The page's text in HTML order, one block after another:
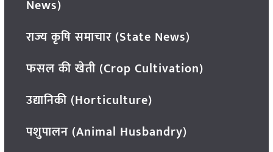
News)
राज्य कृषि समाचार (State News)
फसल की खेती (Crop Cultivation)
उद्यानिकी (Horticulture)
पशुपालन (Animal Husbandry)